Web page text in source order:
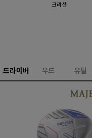
크리션
드라이버 우드 유틸